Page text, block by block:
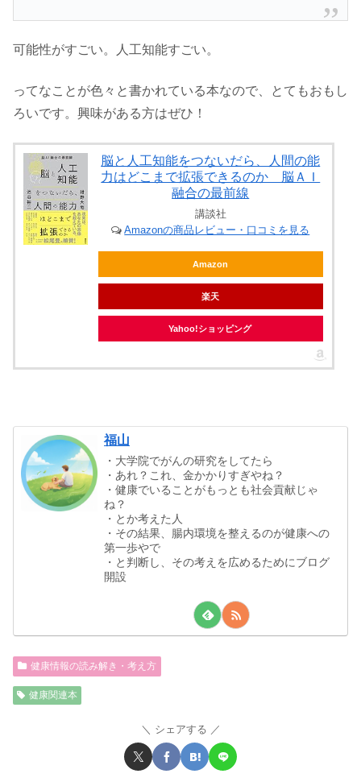
可能性がすごい。人工知能すごい。
ってなことが色々と書かれている本なので、とてもおもし
ろいです。興味がある方はぜひ！
脳と人工知能をつないだら、人間の能
力はどこまで拡張できるのか 脳ＡＩ
融合の最前線
講談社
Amazonの商品レビュー・口コミを見る
Amazon
楽天
Yahoo!ショッピング
福山
・大学院でがんの研究をしてたら
・あれ？これ、金かかりすぎやね？
・健康でいることがもっとも社会貢献じゃ
ね？
・とか考えた人
・その結果、腸内環境を整えるのが健康への
第一歩やで
・と判断し、その考えを広めるためにブログ
開設
健康情報の読み解き・考え方
健康関連本
シェアする